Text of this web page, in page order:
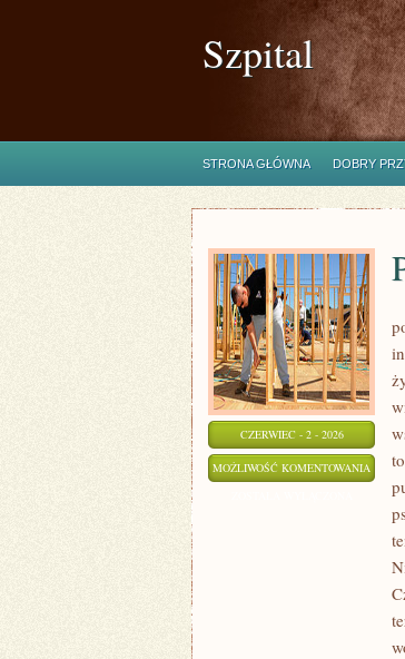
Szpital
STRONA GŁÓWNA DOBRY
CZERWIEC - 2 - 2026
MOŻLIWOŚĆ KOMENTOWANIA